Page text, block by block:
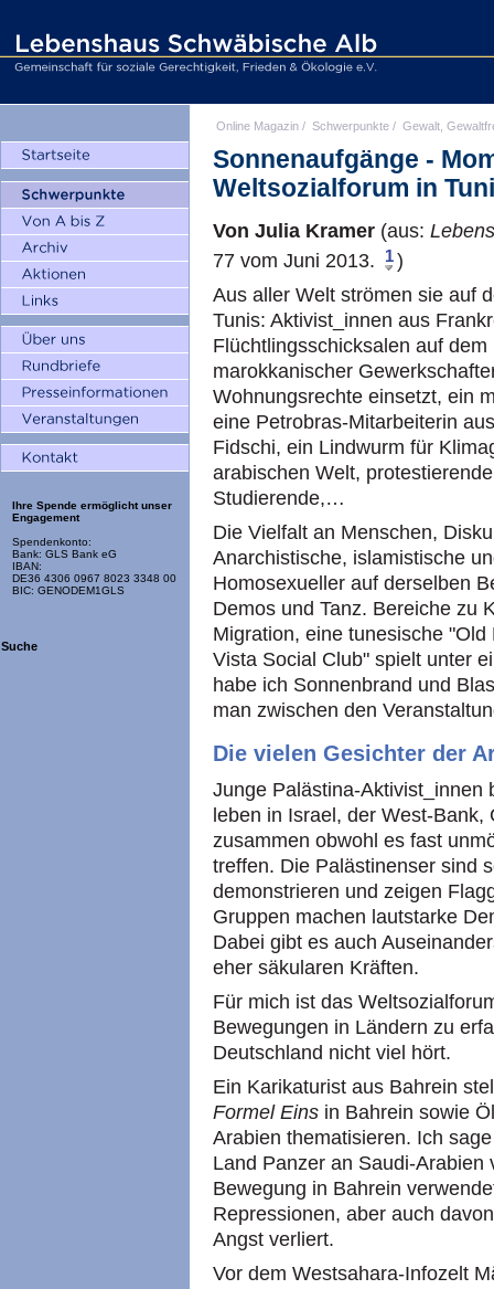
Ihre Spende ermöglicht unser
Engagement
Spendenkonto:
Bank: GLS Bank eG
IBAN:
DE36 4306 0967 8023 3348 00
BIC: GENODEM1GLS
Suche
Online Magazin / Schwerpunkte / Gewalt,
Sonnenaufgänge -
Weltsozialforum in
Von Julia Kramer (aus:
77 vom Juni 2013.
1)
Aus aller Welt strömen sie auf
Tunis: Aktivist_innen aus
Flüchtlingsschicksalen auf
marokkanischer
Wohnungsrechte einsetzt, ein
eine Petrobras-Mitarbeiterin
Fidschi, ein Lindwurm für
arabischen Welt,
Studierende,…
Die Vielfalt an Menschen,
Anarchistische, islamistische
Homosexueller auf derselben
Demos und Tanz. Bereiche zu
Migration, eine tunesische
Vista Social Club" spielt unter
habe ich Sonnenbrand und
man zwischen den
Die vielen Gesichter der
Junge Palästina-Aktivist_innen
leben in Israel, der West-
zusammen obwohl es fast
treffen. Die Palästinenser sind
demonstrieren und zeigen
Gruppen machen lautstarke
Dabei gibt es auch
eher säkularen Kräften.
Für mich ist das
Bewegungen in Ländern zu
Deutschland nicht viel hört.
Ein Karikaturist aus Bahrein
Formel Eins in Bahrein sowie
Arabien thematisieren. Ich
Land Panzer an Saudi-
Bewegung in Bahrein
Repressionen, aber auch
Angst verliert.
Vor dem Westsahara-Infozelt